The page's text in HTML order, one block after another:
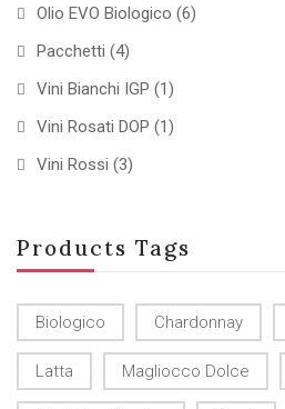
Olio EVO Biologico (6)
Pacchetti (4)
Vini Bianchi IGP (1)
Vini Rosati DOP (1)
Vini Rossi (3)
Products Tags
Biologico Chardonnay
Latta Magliocco Dolce